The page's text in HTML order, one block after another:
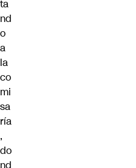
ta
nd
o
a
la
co
mi
sa
ría
,
do
nd